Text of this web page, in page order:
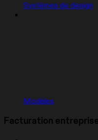
Systèmes de design
Modèles
Facturation